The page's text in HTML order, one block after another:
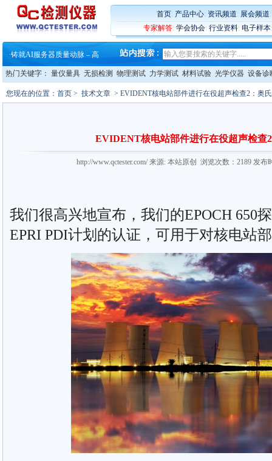
首页: 产品中心: 资讯频道: 展会频道
专家解答: 学会协会: 行业资料: 电子样本
蔡司和亿纬锂能达成战略合作
大牌云集 买家升级 ——26
蔡司软件 | 高效变形分析能
·铸就AI服务器质量动脉 – 高
·铸就AI服务器质量动脉 – 高
·ZEISS BOSELLO ADR 让内部缺
·蔡司和亿纬锂能达成战略合作
热门关键字： 量仪量具 无损检测 物理测试 力学测试 材料试验 光学仪器 设备诊
您现在的位置： 首页 > 技术文章 > EVIDENT核电站部件进行在役超声检查2：奥
EVIDENT核电站部件进行在役超声检查
http://www.qctester.com/ 来源: 本站原创 浏览次数：2189 发布
我们很高兴地宣布，我们的EPOCH 650
EPRI PDI计划的认证，可用于对核电站